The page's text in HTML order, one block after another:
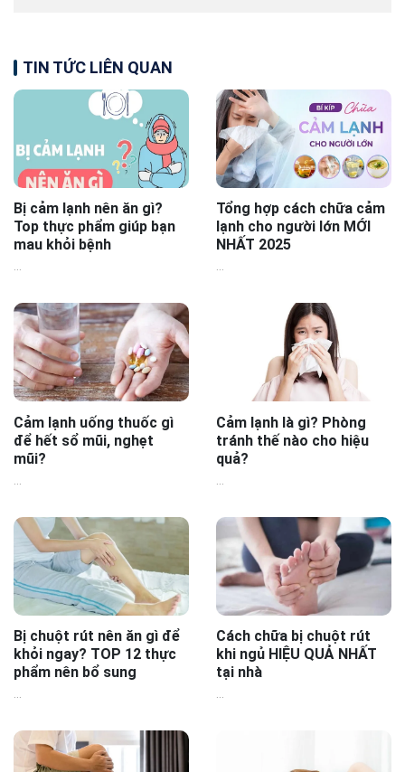
TIN TỨC LIÊN QUAN
Bị cảm lạnh nên ăn gì?
Top thực phẩm giúp bạn
mau khỏi bệnh
...
Tổng hợp cách chữa cảm
lạnh cho người lớn MỚI
NHẤT 2025
...
Cảm lạnh uống thuốc gì
để hết sổ mũi, nghẹt
mũi?
Cảm lạnh là gì? Phòng
tránh thế nào cho hiệu
quả?
Bị chuột rút nên ăn gì để
khỏi ngay? TOP 12 thực
phẩm nên bổ sung
...
Cách chữa bị chuột rút
khi ngủ HIỆU QUẢ NHẤT
tại nhà
...